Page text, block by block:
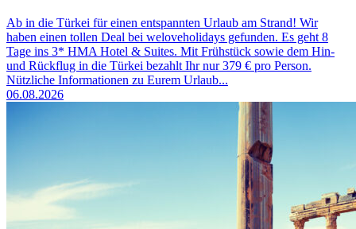
Ab in die Türkei für einen entspannten Urlaub am Strand! Wir
haben einen tollen Deal bei weloveholidays gefunden. Es geht 8
Tage ins 3* HMA Hotel & Suites. Mit Frühstück sowie dem Hin-
und Rückflug in die Türkei bezahlt Ihr nur 379 € pro Person.
Nützliche Informationen zu Eurem Urlaub...
06.08.2026